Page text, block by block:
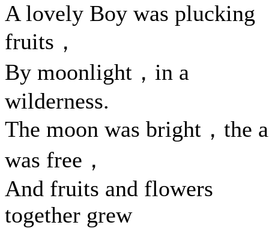
A lovely Boy was plucking
fruits，
By moonlight，in a
wilderness.
The moon was bright，the
was free，
And fruits and flowers
together grew